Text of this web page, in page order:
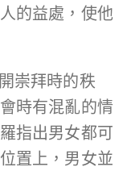
的益處，使他
崇拜時的秩
時有混亂的情
指出男女都可
置上，男女並